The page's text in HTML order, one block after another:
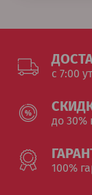
c 7:00
до 30%
100%